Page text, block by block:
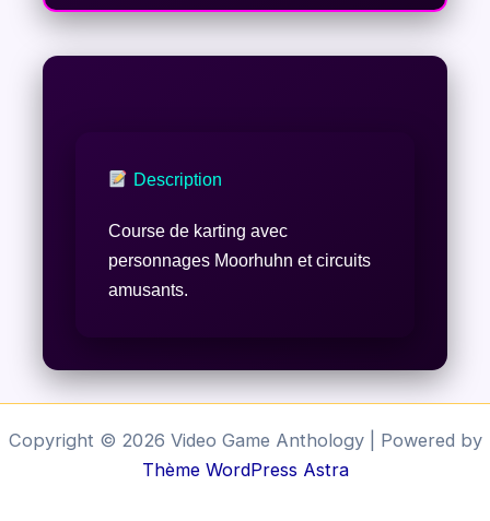
Description
Course de karting avec
personnages Moorhuhn et circuits
amusants.
Copyright © 2026 Video Game Anthology | Powered by
Thème WordPress Astra